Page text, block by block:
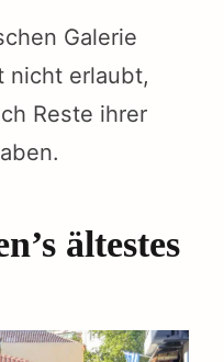
Galerie
nicht erlaubt,
Reste ihrer
ältestes